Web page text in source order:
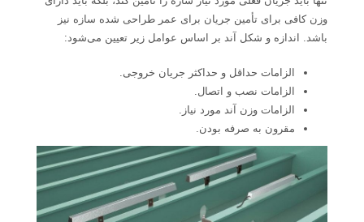
وزن کافی برای تأمین جریان برای عمر طراحی شده سازه نیز
باشد. اندازه و شکل آند بر اساس عوامل زیر تعیین می‌شود:
الزامات حداقل و حداکثر جریان خروجی.
الزامات نصب و اتصال.
الزامات وزن آند مورد نیاز.
مقرون به صرفه بودن.